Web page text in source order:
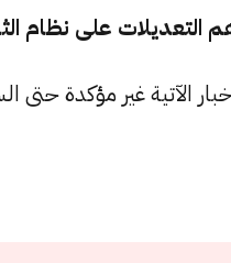
التعديلات على نظام
الآتية غير مؤكدة